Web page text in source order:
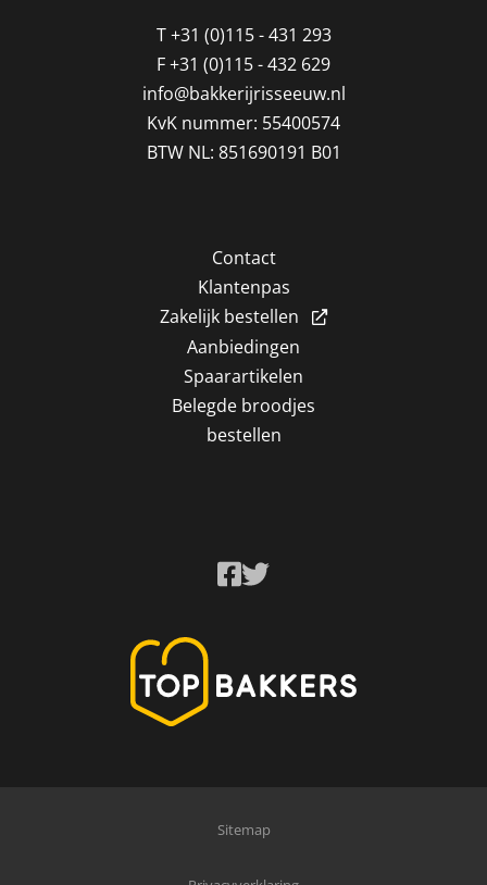
T+31 (0)115 - 431 293
F+31 (0)115 - 432 629
info@bakkerijrisseeuw.nl
KvK nummer: 55400574
BTW NL: 851690191 B01
Contact
Klantenpas
Zakelijk bestellen
Aanbiedingen
Spaarartikelen
Belegde broodjes
bestellen
Sitemap